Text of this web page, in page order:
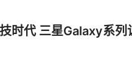
时代 三星Galaxy系列